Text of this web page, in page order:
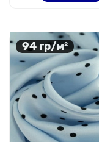
94 гр/м²